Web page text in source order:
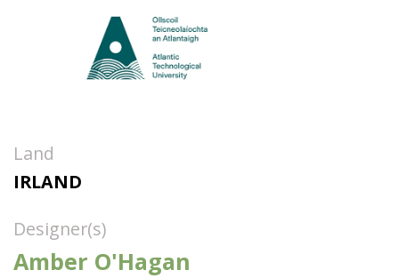
Land
IRLAND
Designer(s)
Amber O'Hagan